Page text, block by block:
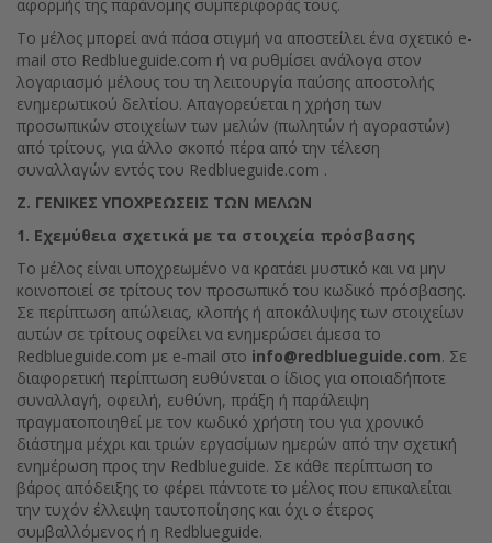
αφορμής της παράνομης συμπεριφοράς τους.
Το μέλος μπορεί ανά πάσα στιγμή να αποστείλει ένα σχετικό e-
mail στο Redblueguide.com ή να ρυθμίσει ανάλογα στον
λογαριασμό μέλους του τη λειτουργία παύσης αποστολής
ενημερωτικού δελτίου. Απαγορεύεται η χρήση των
προσωπικών στοιχείων των μελών (πωλητών ή αγοραστών)
από τρίτους, για άλλο σκοπό πέρα από την τέλεση
συναλλαγών εντός του Redblueguide.com .
Ζ. ΓΕΝΙΚΕΣ ΥΠΟΧΡΕΩΣΕΙΣ ΤΩΝ ΜΕΛΩΝ
1. Εχεμύθεια σχετικά με τα στοιχεία πρόσβασης
Το μέλος είναι υποχρεωμένο να κρατάει μυστικό και να μην
κοινοποιεί σε τρίτους τον προσωπικό του κωδικό πρόσβασης.
Σε περίπτωση απώλειας, κλοπής ή αποκάλυψης των στοιχείων
αυτών σε τρίτους οφείλει να ενημερώσει άμεσα το
Redblueguide.com με e-mail στο info@redblueguide.com. Σε
διαφορετική περίπτωση ευθύνεται ο ίδιος για οποιαδήποτε
συναλλαγή, οφειλή, ευθύνη, πράξη ή παράλειψη
πραγματοποιηθεί με τον κωδικό χρήστη του για χρονικό
διάστημα μέχρι και τριών εργασίμων ημερών από την σχετική
ενημέρωση προς την Redblueguide. Σε κάθε περίπτωση το
βάρος απόδειξης το φέρει πάντοτε το μέλος που επικαλείται
την τυχόν έλλειψη ταυτοποίησης και όχι ο έτερος
συμβαλλόμενος ή η Redblueguide.